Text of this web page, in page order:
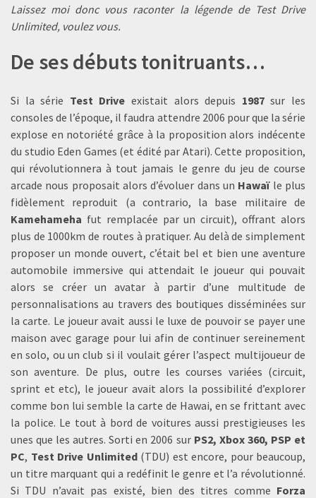
Laissez moi donc vous raconter la légende de Test Drive
Unlimited, voulez vous.
De ses débuts tonitruants…
Si la série Test Drive existait alors depuis 1987sur les
consoles de l’époque, il faudra attendre 2006 pour que la série
explose en notoriété grâce à la proposition alors indécente
du studio Eden Games (et édité par Atari). Cette proposition,
qui révolutionnera à tout jamais le genre du jeu de course
arcade nous proposait alors d’évoluer dans un Hawaïle plus
fidèlement reproduit (a contrario, la base militaire de
Kamehameha fut remplacée par un circuit), offrant alors
plus de 1000km de routes à pratiquer. Au delà de simplement
proposer un monde ouvert, c’était bel et bien une aventure
automobile immersive qui attendait le joueur qui pouvait
alors se créer un avatar à partir d’une multitude de
personnalisations au travers des boutiques disséminées sur
la carte. Le joueur avait aussi le luxe de pouvoir se payer une
maison avec garage pour lui afin de continuer sereinement
en solo, ou un club si il voulait gérer l’aspect multijoueur de
son aventure. De plus, outre les courses variées (circuit,
sprint et etc), le joueur avait alors la possibilité d’explorer
comme bon lui semble la carte de Hawai, en se frittant avec
la police. Le tout à bord de voitures aussi prestigieuses les
unes que les autres. Sorti en 2006 sur PS2, Xbox 360, PSP et
PC, Test Drive Unlimited(TDU) est encore, pour beaucoup,
un titre marquant qui a redéfinit le genre et l’a révolutionné.
Si TDU n’avait pas existé, bien des titres comme Forza